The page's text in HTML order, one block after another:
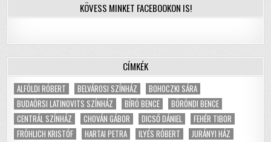
KÖVESS MINKET FACEBOOKON IS!
CÍMKÉK
ALFÖLDI RÓBERT BELVÁROSI SZÍNHÁZ
BOHOCZKI SÁRA
BUDAÖRSI LATINOVITS SZÍNHÁZ
BÍRÓ BENCE
BÖRÖNDI BENCE
CENTRÁL SZÍNHÁZ
CHOVÁN GÁBOR DICSŐ DÁNIEL
FEHÉR TIBOR
FRÖHLICH KRISTÓF
HARTAI PETRA ILYÉS RÓBERT
JURÁNYI HÁZ